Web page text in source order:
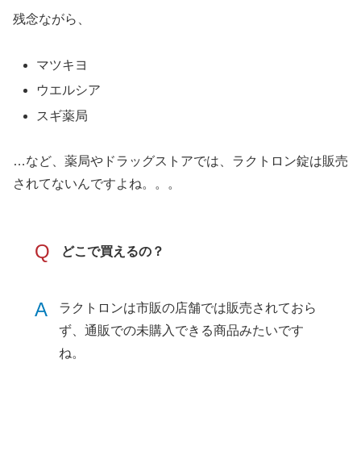
残念ながら、
マツキヨ
ウエルシア
スギ薬局
…など、薬局やドラッグストアでは、ラクトロン錠は販売
されてないんですよね。。。
Q どこで買えるの？
A
ラクトロンは市販の店舗では販売されておら
ず、通販での未購入できる商品みたいです
ね。